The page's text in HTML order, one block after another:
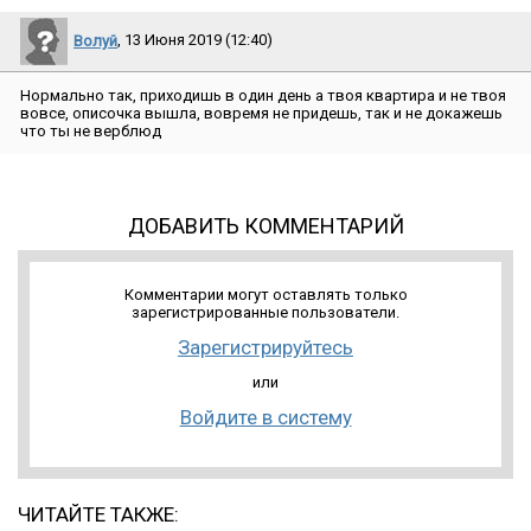
Волуй, 13 Июня 2019 (12:40)
Нормально так, приходишь в один день а твоя квартира и не твоя
вовсе, описочка вышла, вовремя не придешь, так и не докажешь
что ты не верблюд
ДОБАВИТЬ КОММЕНТАРИЙ
Комментарии могут оставлять только
зарегистрированные пользователи.
Зарегистрируйтесь
или
Войдите в систему
ЧИТАЙТЕ ТАКЖЕ: